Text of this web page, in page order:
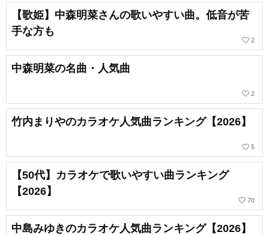
【歌姫】中森明菜さんの歌いやすい曲。低音が苦
手な方も
favorite_border 2
中森明菜の名曲・人気曲
favorite_border 2
竹内まりやのカラオケ人気曲ランキング【2026】
favorite_border 5
【50代】カラオケで歌いやすい曲ランキング
【2026】
favorite_border 70
中島みゆきのカラオケ人気曲ランキング【2026】